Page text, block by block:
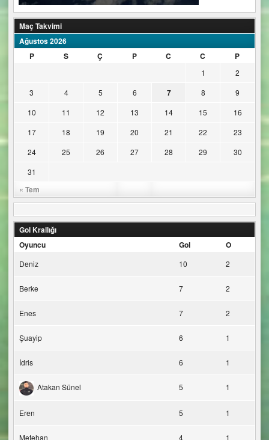
Maç Takvimi
Ağustos 2026
P
S Ç P C C P
« Tem
1
2
3
4 5 6 7 8
9
10
11 12 13 14 15
16
17
18 19 20 21 22
23
24
25 26 27 28 29
30
31
Gol Krallığı
Oyuncu
Gol O
Deniz 10 2
Berke 7 2
Enes 7 2
Şuayip 6 1
İdris 6 1
Atakan Sünel 5 1
Eren 5 1
Metehan 4 1